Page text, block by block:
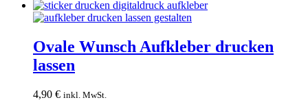
Ovale Wunsch Aufkleber drucken
lassen
4,90 € inkl. MwSt.